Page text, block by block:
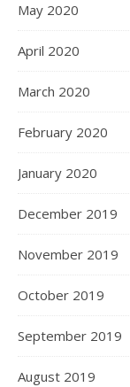
May 2020
April 2020
March 2020
February 2020
January 2020
December 2019
November 2019
October 2019
September 2019
August 2019